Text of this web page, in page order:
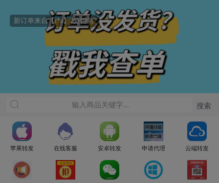
新订单来自【i*a】2分钟前
苹果转发 在线客服 安卓转发 申请代理 云端转发